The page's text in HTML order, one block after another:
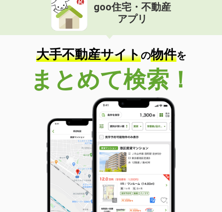
goo住宅・不動産
アプリ
大手不動産サイトの物件を
まとめて検索！